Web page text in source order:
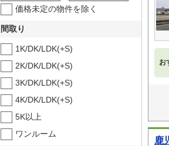
お
鹿
価格未定の物件を除く
間取り
1K/DK/LDK(+S)
2K/DK/LDK(+S)
3K/DK/LDK(+S)
4K/DK/LDK(+S)
5K以上
ワンルーム